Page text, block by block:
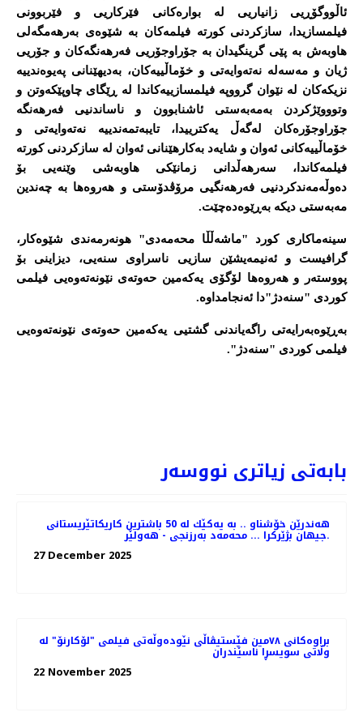
ئاڵووگۆڕیی زانیاریی لە بوارەکانی فێرکاریی و فێربوونی
فیلمسازیدا، سازکردنی کورتە فیلمەکان بە شێوەی بەرهەمگەلی
هاوبەش بە پێی گرینگیدان بە جۆراوجۆریی فەرهەنگەکان و جۆریی
ژیان و مەسەلە نەتەوایەتی و خۆماڵییەکان، بەدیهێنانی پەیوەندییە
نزیکەکان لە نێوان گرووپە فیلمسازییەکاندا لە ڕێگای چاوپێکەوتن و
وتوووێژکردن بەمەبەستی ئاشنابوون و ناساندنیی فەرهەنگە
جۆراوجۆرەکان لەگەڵ یەکترییدا، تایبەتمەندییە نەتەوایەتی و
خۆماڵییەکانی ئەوان و شایەد بەکارهێنانی ئەوان لە سازکردنی کورتە
فیلمەکاندا، سەرهەڵدانی زمانێکی هاوبەشی وێنەیی بۆ
دەوڵەمەندکردنیی فەرهەنگیی مرۆڤدۆستی و هەروەها بە چەندین
مەبەستی دیکە بەڕێوەدەچێت.
سینەماکاری کورد "ماشەڵڵا محەمەدی" هونەرمەندی شێوەکار،
گرافیست و ئەنیمەیشێن سازیی ناسراوی سنەیی، دیزاینی بۆ
پووستەر و هەروەها لۆگۆی یەکەمین حەوتەی نێونەتەوەیی فیلمی
کوردی "سنەدژ"دا ئەنجامداوە.
بەڕێوەبەرایەتی راگەیاندنی گشتیی یەکەمین حەوتەی نێونەتەوەیی
فیلمی کوردی "سنەدژ".
بابەتی زیاتری نووسەر
هه‌ندرێن خۆشناو .. به‌ یه‌كێك له‌ 50 باشترین كاریكاتێریستانی
جیهان بژێركرا ... محه‌مه‌د به‌رزنجی - هه‌ولێر.
27 December 2025
براوه‌کانی ٧٨مین فێستیڤاڵی نێوده‌وڵه‌تی فیلمی "لۆکارنۆ" له
وڵاتی سویسڕا ناسێندران
22 November 2025